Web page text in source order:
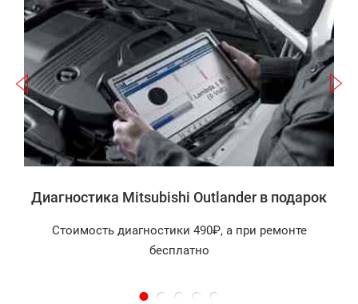
Записаться
Диагностика Mitsubishi Outlander в подарок
Стоимость диагностики 490₽, а при ремонте
бесплатно